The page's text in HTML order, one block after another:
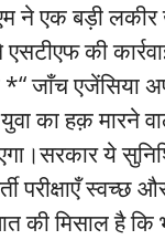
ने एक बड़ी
की
जाँच एजेंसिया
का हक़ मारने
ये
परीक्षाएँ स्वच्छ
की मिसाल है